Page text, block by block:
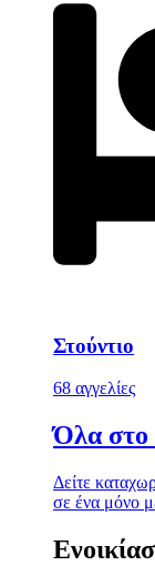
Στούντιο
68 αγγελίες
Όλα στο
Δείτε
σε ένα μόνο